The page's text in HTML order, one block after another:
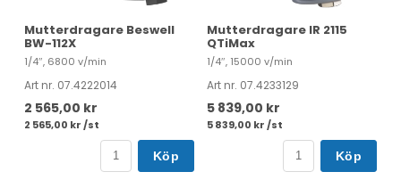
Mutterdragare Beswell
BW-112X
1/4″, 6800 v/min
Art nr. 07.4222014
2 565,00 kr
2 565,00 kr /st
Köp
Mutterdragare IR 2115
QTiMax
1/4″, 15000 v/min
Art nr. 07.4233129
5 839,00 kr
5 839,00 kr /st
Köp